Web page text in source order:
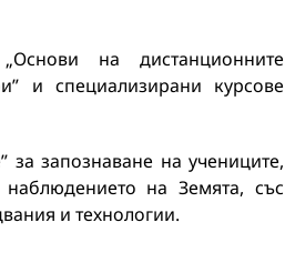
на дистанционните
и специализирани курсове
за запознаване на учениците,
на Земята, със
и технологии.